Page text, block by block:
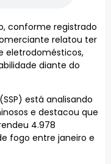
conforme registrado
relatou ter
eletrodomésticos,
diante do
está analisando
e destacou que
4.978
fogo entre janeiro e